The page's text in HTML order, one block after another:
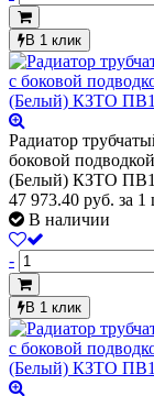
В 1 клик
Радиатор
боковой
(Белый) КЗТО
47 973.40 руб. за 1
В наличии
-
В 1 клик